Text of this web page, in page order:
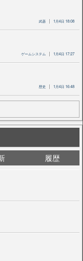
武器 1月4日 18:08
ゲームシステム 1月4日 17:27
歴史 1月4日 16:48
履歴